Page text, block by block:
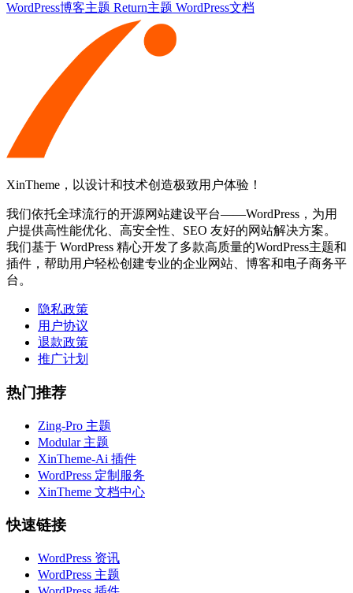
WordPress博客主题 Return主题 WordPress文档
XinTheme，以设计和技术创造极致用户体验！
我们依托全球流行的开源网站建设平台——WordPress，为用
户提供高性能优化、高安全性、SEO 友好的网站解决方案。
我们基于 WordPress 精心开发了多款高质量的WordPress主题和
插件，帮助用户轻松创建专业的企业网站、博客和电子商务平
台。
隐私政策
用户协议
退款政策
推广计划
热门推荐
Zing-Pro 主题
Modular 主题
XinTheme-Ai 插件
WordPress 定制服务
XinTheme 文档中心
快速链接
WordPress 资讯
WordPress 主题